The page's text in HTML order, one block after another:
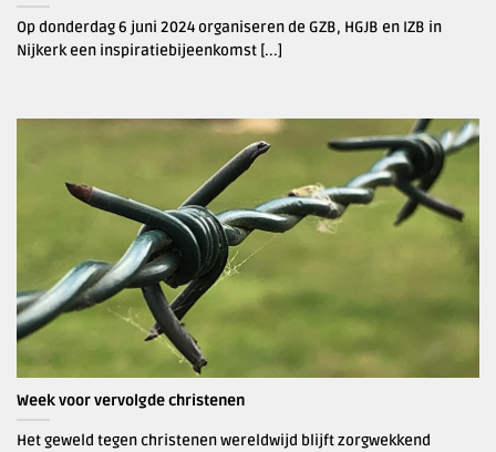
Op donderdag 6 juni 2024 organiseren de GZB, HGJB en IZB in
Nijkerk een inspiratiebijeenkomst [...]
Week voor vervolgde christenen
Het geweld tegen christenen wereldwijd blijft zorgwekkend